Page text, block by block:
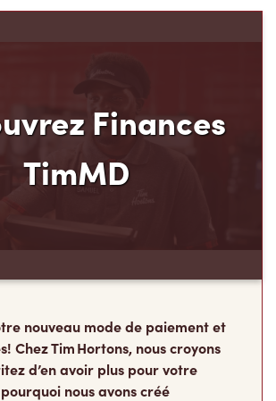
Finances
TimMD
nouveau mode de paiement et
Chez Tim Hortons, nous croyons
d’en avoir plus pour votre
nous avons créé